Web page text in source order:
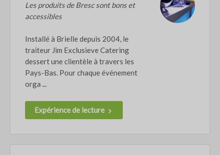
Les produits de Bresc sont bons et
accessibles
Installé à Brielle depuis 2004, le
traiteur Jim Exclusieve Catering
dessert une clientèle à travers les
Pays-Bas. Pour chaque événement
orga ...
Expérience de lecture